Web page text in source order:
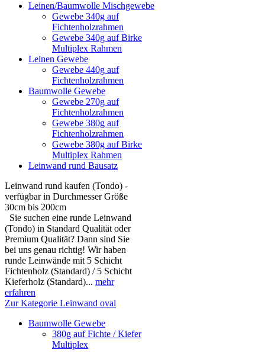
Leinen/Baumwolle Mischgewebe
Gewebe 340g auf
Fichtenholzrahmen
Gewebe 340g auf Birke
Multiplex Rahmen
Leinen Gewebe
Gewebe 440g auf
Fichtenholzrahmen
Baumwolle Gewebe
Gewebe 270g auf
Fichtenholzrahmen
Gewebe 380g auf
Fichtenholzrahmen
Gewebe 380g auf Birke
Multiplex Rahmen
Leinwand rund Bausatz
Leinwand rund kaufen (Tondo) -
verfügbar in Durchmesser Größe
30cm bis 200cm
Sie suchen eine runde Leinwand
(Tondo) in Standard Qualität oder
Premium Qualität? Dann sind Sie
bei uns genau richtig! Wir haben
runde Leinwände mit 5 Schicht
Fichtenholz (Standard) / 5 Schicht
Kieferholz (Standard)... mehr
erfahren
Zur Kategorie Leinwand oval
Baumwolle Gewebe
380g auf Fichte / Kiefer
Multiplex